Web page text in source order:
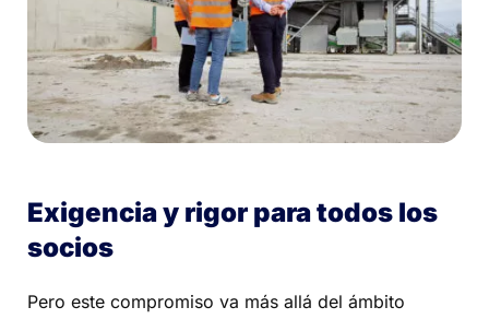
Exigencia y rigor para todos los
socios
Pero este compromiso va más allá del ámbito